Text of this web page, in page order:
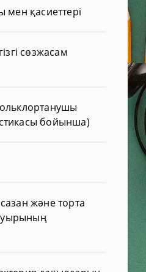
мен қасиеттері
сөзжасам
бойынша)
және торта